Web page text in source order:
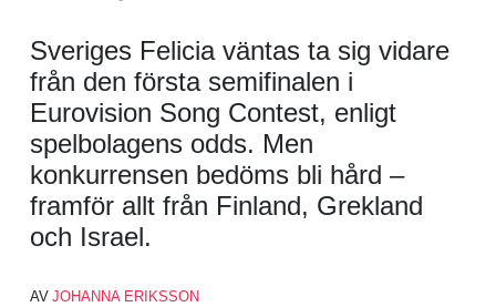
Sveriges Felicia väntas ta sig vidare
från den första semifinalen i
Eurovision Song Contest, enligt
spelbolagens odds. Men
konkurrensen bedöms bli hård –
framför allt från Finland, Grekland
och Israel.
AV JOHANNA ERIKSSON